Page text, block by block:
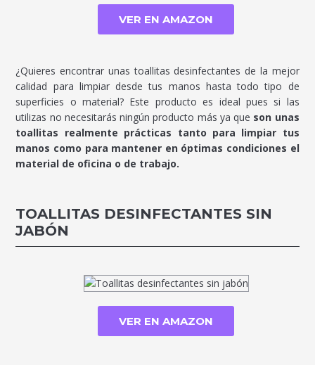
VER EN AMAZON
¿Quieres encontrar unas toallitas desinfectantes de la mejor
calidad para limpiar desde tus manos hasta todo tipo de
superficies o material? Este producto es ideal pues si las
utilizas no necesitarás ningún producto más ya que son unas
toallitas realmente prácticas tanto para limpiar tus
manos como para mantener en óptimas condiciones el
material de oficina o de trabajo.
TOALLITAS DESINFECTANTES SIN
JABÓN
VER EN AMAZON